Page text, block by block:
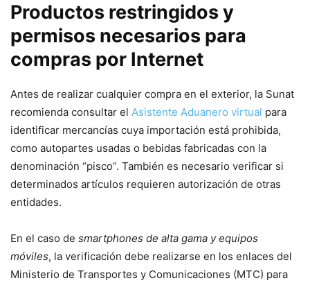
Productos restringidos y
permisos necesarios para
compras por Internet
Antes de realizar cualquier compra en el exterior, la Sunat
recomienda consultar el Asistente Aduanero virtual para
identificar mercancías cuya importación está prohibida,
como autopartes usadas o bebidas fabricadas con la
denominación “pisco”. También es necesario verificar si
determinados artículos requieren autorización de otras
entidades.
En el caso de smartphones de alta gama y equipos
móviles, la verificación debe realizarse en los enlaces del
Ministerio de Transportes y Comunicaciones (MTC) para